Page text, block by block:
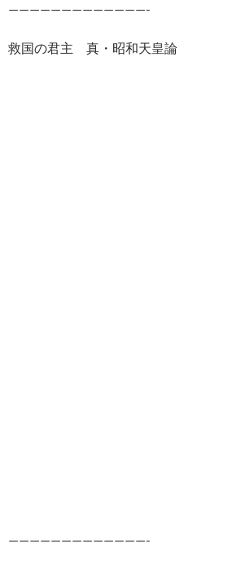
o
k
k
—————————————-
救国の君主 真・昭和天皇論
—————————————-